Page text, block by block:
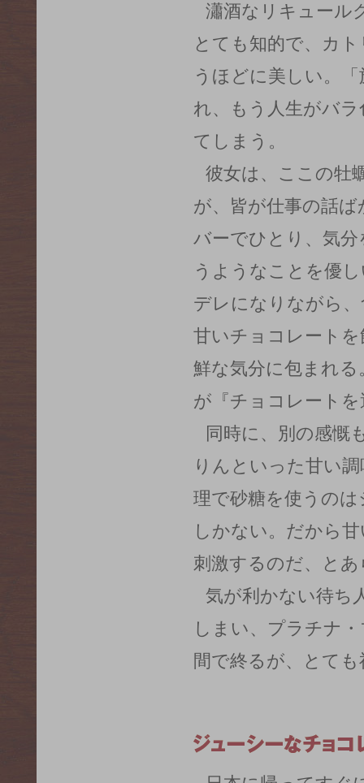
瀟酒なリキュール
とても知的で、カ
うほどに美しい。
れ、もう人生がバ
てしまう。
彼女は、ここの牡
が、皆が仕事の話
バーでひとり、気
うようなことを優
デレになりながら
甘いチョコレート
鮮な気分に包まれ
が『チョコレート
同時に、別の感慨
りんといった甘い
理で砂糖を使うの
しかない。だから
刺激するのだ、と
気が利かない待ち
しまい、プラチナ
間で終るが、とて